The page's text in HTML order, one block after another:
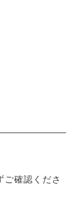
確認くださ